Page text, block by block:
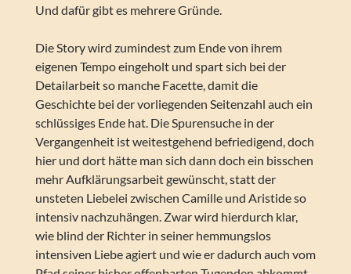
Und dafür gibt es mehrere Gründe.
Die Story wird zumindest zum Ende von ihrem
eigenen Tempo eingeholt und spart sich bei der
Detailarbeit so manche Facette, damit die
Geschichte bei der vorliegenden Seitenzahl auch ein
schlüssiges Ende hat. Die Spurensuche in der
Vergangenheit ist weitestgehend befriedigend, doch
hier und dort hätte man sich dann doch ein bisschen
mehr Aufklärungsarbeit gewünscht, statt der
unsteten Liebelei zwischen Camille und Aristide so
intensiv nachzuhängen. Zwar wird hierdurch klar,
wie blind der Richter in seiner hemmungslos
intensiven Liebe agiert und wie er dadurch auch vom